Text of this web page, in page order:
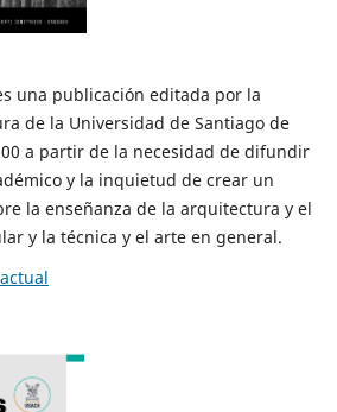
una publicación editada por la
de la Universidad de Santiago de
a partir de la necesidad de difundir
y la inquietud de crear un
la enseñanza de la arquitectura y el
y la técnica y el arte en general.